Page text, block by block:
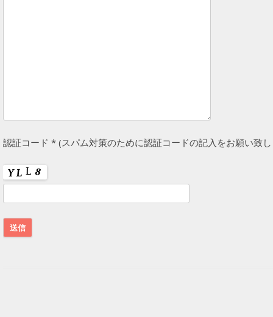
認証コード * (スパム対策のために認証コードの記入をお願い致